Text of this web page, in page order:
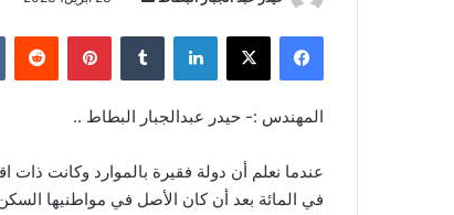
إلكترونيا
فيسبوك ‫X لينكدإن بينتيريست
المهندس :- حيدر عبدالجبار البطاط ..
في المائة بعد أن كان الأصل في مواطنيها